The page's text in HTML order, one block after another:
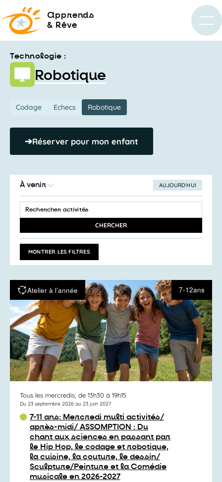
apprends
& Rêve
Technologie :
Robotique
Codage Echecs Robotique
➔Réserver pour mon enfant
AUJOURD’HUI
À venir
LA
DATE
Recherche
et
de
vues
Activités
SAISIR
MOT-
ACTIVITÉS
MOT-
CLÉ.
CHERCHER
MONTRER LES FILTRES
Atelier à l’année 7-12ans
Tous les mercredis, de 13h30 à 19h15
Du 23 septembre 2026 au 23 juin 2027
7-11 ans: Mercredi multi activités/
après-midi/ ASSOMPTION : Du
chant aux sciences en passant par
le Hip Hop, le codage et robotique,
la cuisine, la couture, le dessin/
Sculpture/Peinture et la Comédie
musicale en 2026-2027